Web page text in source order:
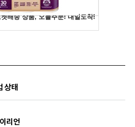
상태
리언